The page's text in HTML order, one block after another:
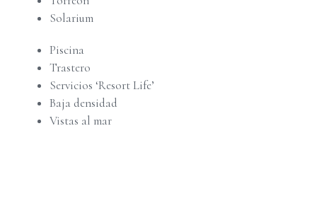
Solarium
Piscina
Trastero
Servicios ‘Resort Life’
Baja densidad
Vistas al mar